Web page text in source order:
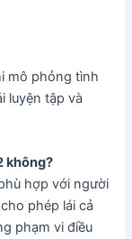
mô phỏng tình
luyện tập và
không?
hợp với người
phép lái cả
phạm vi điều